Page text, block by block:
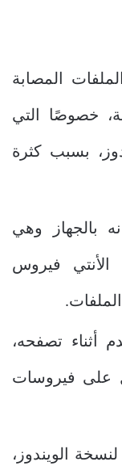
المصابة
خصوصًا التي
بسبب كثرة
بالجهاز وهي
فيروس
أثناء تصفحه،
على فيروسات
الويندوز،